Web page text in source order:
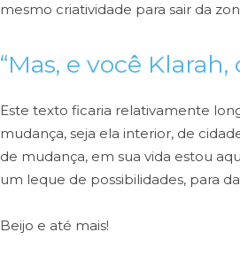
mesmo criatividade para sair da
“Mas, e você
Este texto ficaria relativamente
mudança, seja ela interior, de
de mudança, em sua vida estou
um leque de possibilidades, para
Beijo e até mais!